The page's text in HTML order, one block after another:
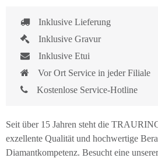
Inklusive Lieferung
Inklusive Gravur
Inklusive Etui
Vor Ort Service in jeder Filiale
Kostenlose Service-Hotline
Seit über 15 Jahren steht die
exzellente Qualität und hochwertige
Diamantkompetenz. Besucht eine